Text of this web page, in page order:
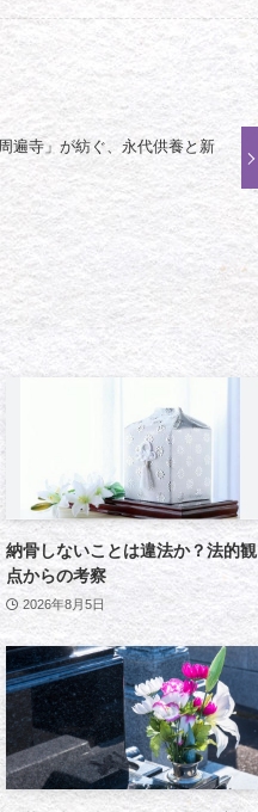
遍寺」が紡ぐ、永代供養と新
納骨しないことは違法か？法的観
点からの考察
2026年8月5日